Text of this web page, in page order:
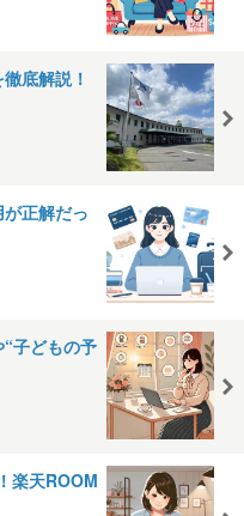
底解説！
が正解だっ
子どもの予
楽天ROOM